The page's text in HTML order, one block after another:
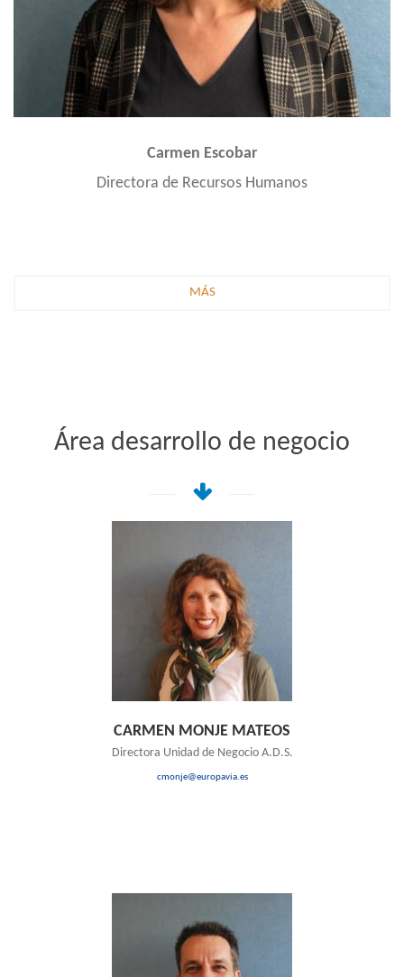
Carmen Escobar
Directora de Recursos Humanos
MÁS
Área desarrollo de negocio
CARMEN MONJE MATEOS
Directora Unidad de Negocio A.D.S.
cmonje@europavia.es